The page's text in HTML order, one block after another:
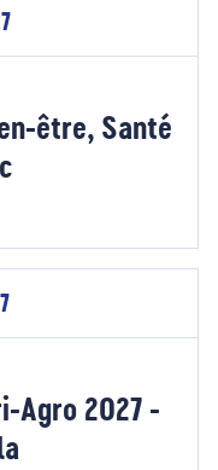
être, Santé
Agro 2027 -